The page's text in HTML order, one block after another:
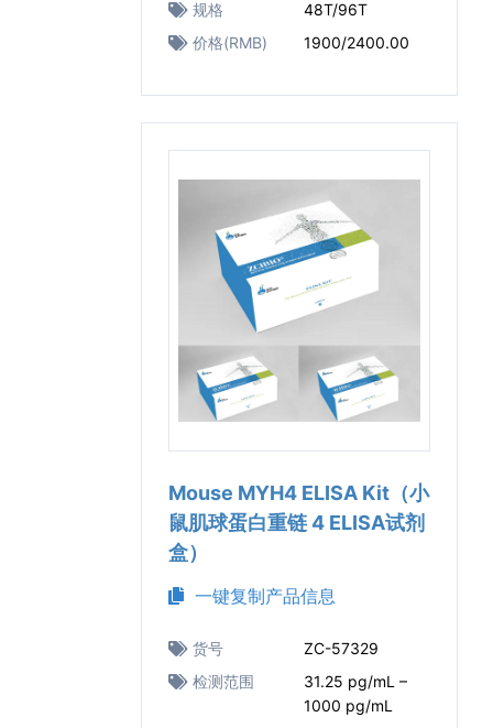
规格
48T/96T
价格(RMB)
1900/2400.00
Mouse MYH4 ELISA Kit（小
鼠肌球蛋白重链 4 ELISA试剂
盒）
一键复制产品信息
货号
ZC-57329
检测范围
31.25 pg/mL –
1000 pg/mL